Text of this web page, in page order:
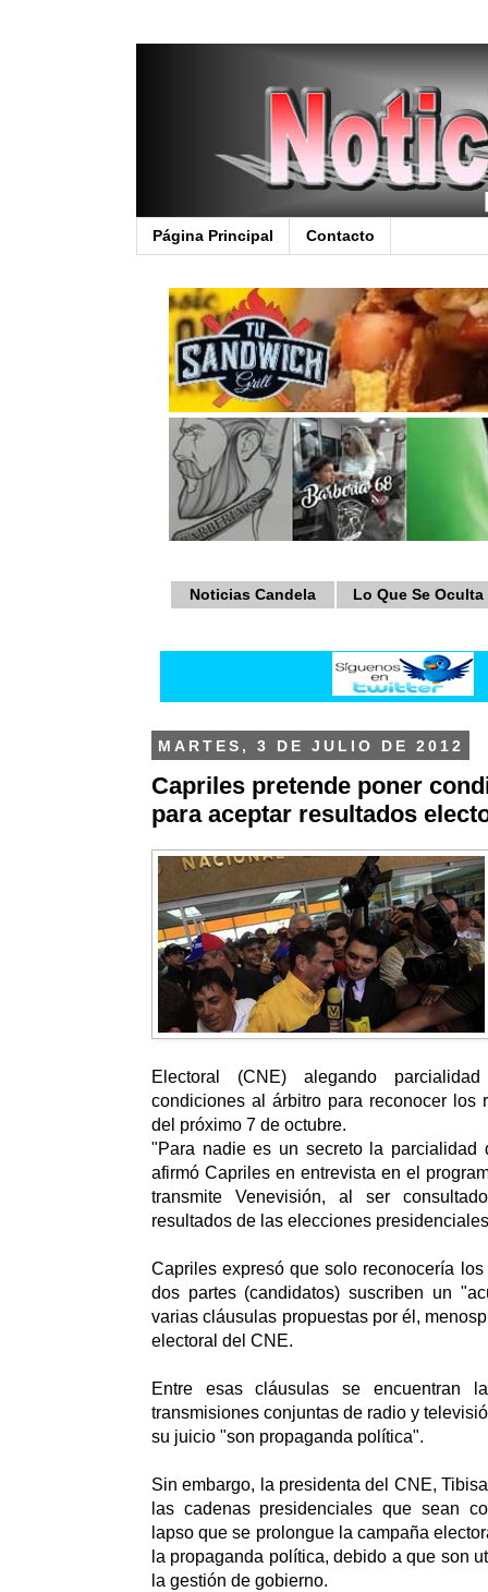
Página Principal Contacto
Noticias Candela Lo Que Se Oculta
MARTES, 3 DE JULIO DE 2012
Capriles pretende poner
para aceptar resultados
Electoral (CNE) alegando
condiciones al árbitro para reconocer los
del próximo 7 de octubre.
"Para nadie es un secreto la parcialidad
afirmó Capriles en entrevista en el
transmite Venevisión, al ser
resultados de las elecciones presidenciales
Capriles expresó que solo reconocería
dos partes (candidatos) suscriben un
varias cláusulas propuestas por él,
electoral del CNE.
Entre esas cláusulas se encuentran
transmisiones conjuntas de radio y
su juicio "son propaganda política".
Sin embargo, la presidenta del CNE,
las cadenas presidenciales que sean
lapso que se prolongue la campaña
la propaganda política, debido a que son
la gestión de gobierno.